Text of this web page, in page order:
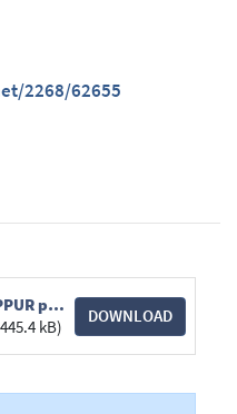
2268/62655
Melard Article PPUR preprint.pdf
kB)
DOWNLOAD